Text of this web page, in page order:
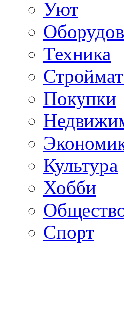
Уют
Техника
Покупки
Культура
Хобби
Спорт